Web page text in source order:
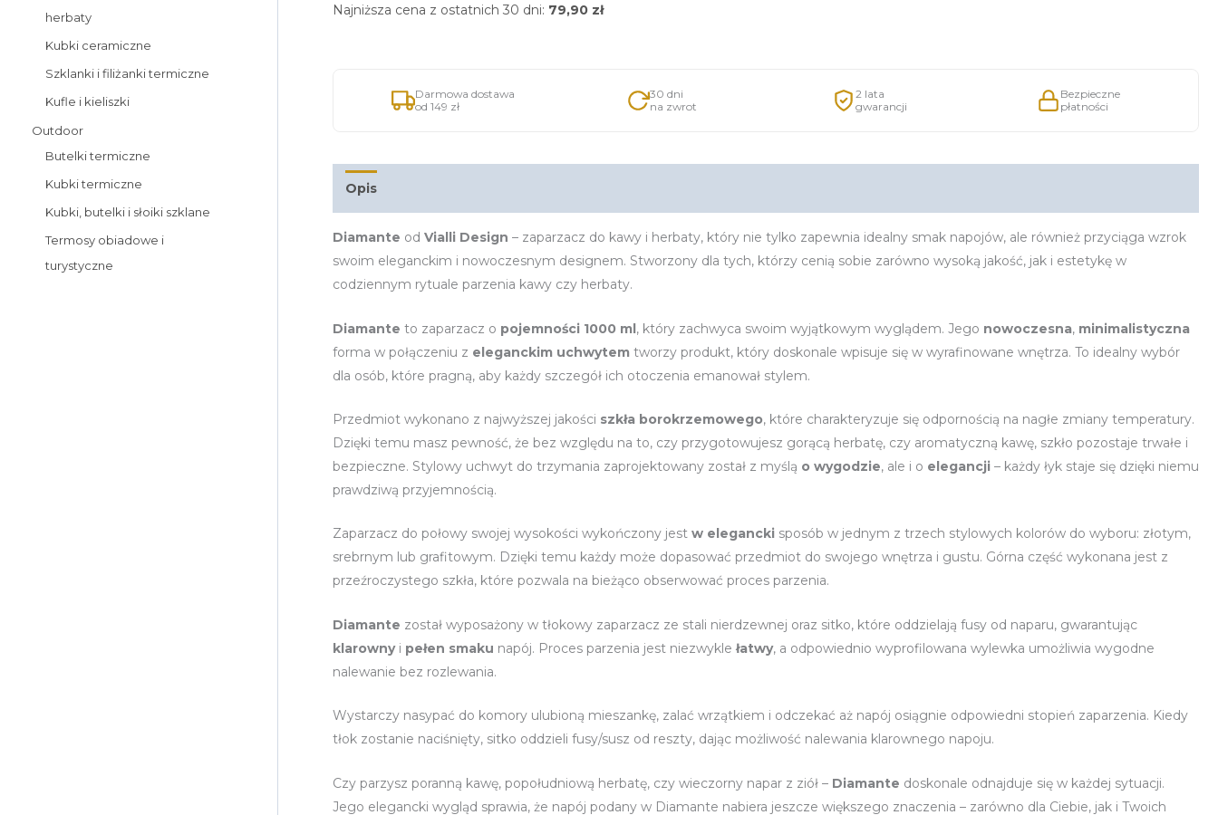
herbaty
Kubki ceramiczne
Szklanki i filiżanki termiczne
Kufle i kieliszki
Outdoor
Butelki termiczne
Kubki termiczne
Kubki, butelki i słoiki szklane
Termosy obiadowe i
turystyczne
Najniższa cena z ostatnich 30 dni: 79,90 zł
Darmowa dostawa
od 149 zł
30 dni
na zwrot
2 lata
gwarancji
Bezpieczne
płatności
Opis
Diamante od Vialli Design – zaparzacz do kawy i herbaty, który nie tylko zapewnia idealny smak napojów, ale również przyciąga wzrok
swoim eleganckim i nowoczesnym designem. Stworzony dla tych, którzy cenią sobie zarówno wysoką jakość, jak i estetykę w
codziennym rytuale parzenia kawy czy herbaty.
Diamante to zaparzacz o pojemności 1000 ml, który zachwyca swoim wyjątkowym wyglądem. Jego nowoczesna, minimalistyczna
forma w połączeniu z eleganckim uchwytemtworzy produkt, który doskonale wpisuje się w wyrafinowane wnętrza. To idealny wybór
dla osób, które pragną, aby każdy szczegół ich otoczenia emanował stylem.
Przedmiot wykonano z najwyższej jakości szkła borokrzemowego, które charakteryzuje się odpornością na nagłe zmiany temperatury.
Dzięki temu masz pewność, że bez względu na to, czy przygotowujesz gorącą herbatę, czy aromatyczną kawę, szkło pozostaje trwałe i
bezpieczne. Stylowy uchwyt do trzymania zaprojektowany został z myślą o wygodzie, ale i o elegancji– każdy łyk staje się dzięki niemu
prawdziwą przyjemnością.
Zaparzacz do połowy swojej wysokości wykończony jest w elegancki sposób w jednym z trzech stylowych kolorów do wyboru: złotym,
srebrnym lub grafitowym. Dzięki temu każdy może dopasować przedmiot do swojego wnętrza i gustu. Górna część wykonana jest z
przeźroczystego szkła, które pozwala na bieżąco obserwować proces parzenia.
Diamante został wyposażony w tłokowy zaparzacz ze stali nierdzewnej oraz sitko, które oddzielają fusy od naparu, gwarantując
klarowny i pełen smaku napój. Proces parzenia jest niezwykle łatwy, a odpowiednio wyprofilowana wylewka umożliwia wygodne
nalewanie bez rozlewania.
Wystarczy nasypać do komory ulubioną mieszankę, zalać wrzątkiem i odczekać aż napój osiągnie odpowiedni stopień zaparzenia. Kiedy
tłok zostanie naciśnięty, sitko oddzieli fusy/susz od reszty, dając możliwość nalewania klarownego napoju.
Czy parzysz poranną kawę, popołudniową herbatę, czy wieczorny napar z ziół – Diamante doskonale odnajduje się w każdej sytuacji.
Jego elegancki wygląd sprawia, że napój podany w Diamante nabiera jeszcze większego znaczenia – zarówno dla Ciebie, jak i Twoich